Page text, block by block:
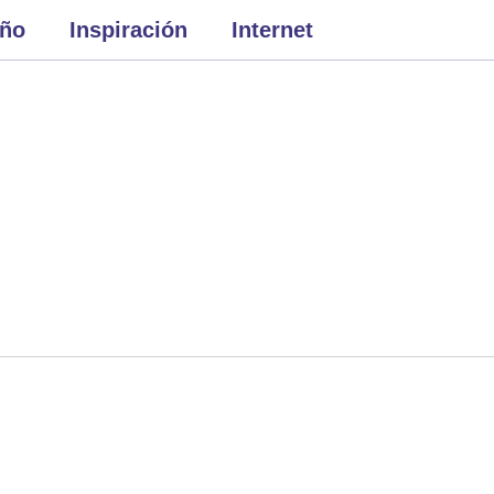
Inspiración Internet